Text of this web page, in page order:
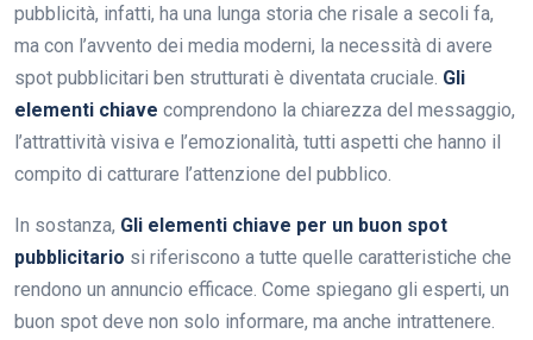
pubblicità, infatti, ha una lunga storia che risale a secoli fa,
ma con l’avvento dei media moderni, la necessità di avere
spot pubblicitari ben strutturati è diventata cruciale. Gli
elementi chiave comprendono la chiarezza del messaggio,
l’attrattività visiva e l’emozionalità, tutti aspetti che hanno il
compito di catturare l’attenzione del pubblico.
In sostanza, Gli elementi chiave per un buon spot
pubblicitario si riferiscono a tutte quelle caratteristiche che
rendono un annuncio efficace. Come spiegano gli esperti, un
buon spot deve non solo informare, ma anche intrattenere.